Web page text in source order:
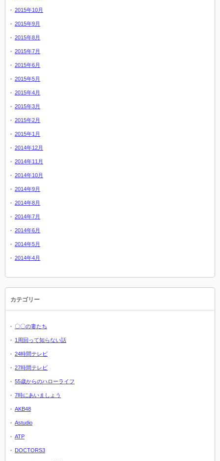
2015年10月
2015年9月
2015年8月
2015年7月
2015年6月
2015年5月
2015年4月
2015年3月
2015年2月
2015年1月
2014年12月
2014年11月
2014年10月
2014年9月
2014年8月
2014年7月
2014年6月
2014年5月
2014年4月
カテゴリー
〇〇の妻たち
1周回って知らない話
24時間テレビ
27時間テレビ
55歳からのハローライフ
7時にあいましょう
AKB48
Astudio
ATP
DOCTORS3